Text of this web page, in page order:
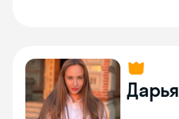
Дарья